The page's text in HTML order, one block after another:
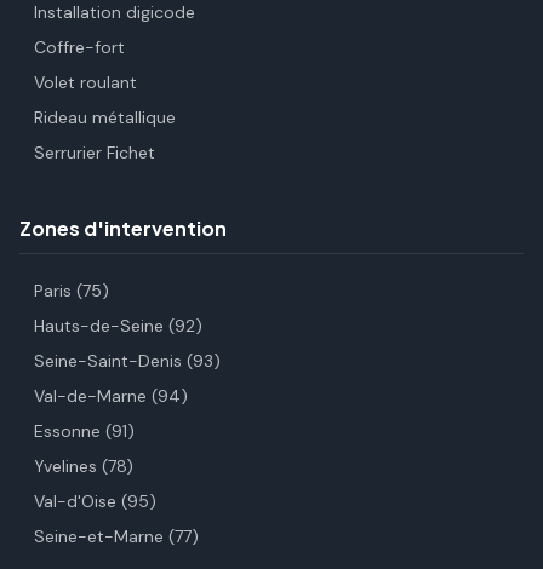
Installation digicode
Coffre-fort
Volet roulant
Rideau métallique
Serrurier Fichet
Zones d'intervention
Paris (75)
Hauts-de-Seine (92)
Seine-Saint-Denis (93)
Val-de-Marne (94)
Essonne (91)
Yvelines (78)
Val-d'Oise (95)
Seine-et-Marne (77)